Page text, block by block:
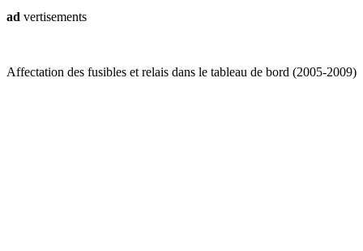
ad vertisements
Affectation des fusibles et relais dans le tableau de bord (2005-2009)